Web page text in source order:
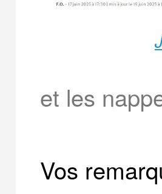
et les
Vos